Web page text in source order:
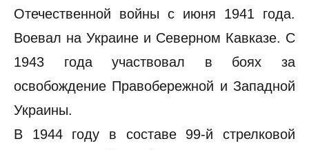
Отечественной войны с июня 1941 года.
Воевал на Украине и Северном Кавказе. С
1943 года участвовал в боях за
освобождение Правобережной и Западной
Украины.
В 1944 году в составе 99-й стрелковой